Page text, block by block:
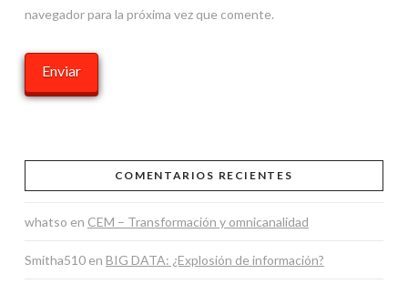
navegador para la próxima vez que comente.
COMENTARIOS RECIENTES
whatso en CEM – Transformación y omnicanalidad
Smitha510en BIG DATA: ¿Explosión de información?